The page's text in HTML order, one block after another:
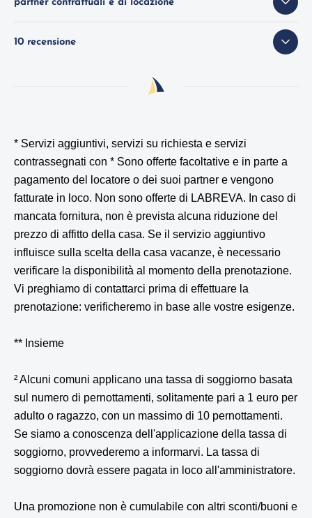
partner contrattuali e di locazione
10 recensione
* Servizi aggiuntivi, servizi su richiesta e servizi
contrassegnati con * Sono offerte facoltative e in parte a
pagamento del locatore o dei suoi partner e vengono
fatturate in loco. Non sono offerte di LABREVA. In caso di
mancata fornitura, non è prevista alcuna riduzione del
prezzo di affitto della casa. Se il servizio aggiuntivo
influisce sulla scelta della casa vacanze, è necessario
verificare la disponibilità al momento della prenotazione.
Vi preghiamo di contattarci prima di effettuare la
prenotazione: verificheremo in base alle vostre esigenze.
** Insieme
² Alcuni comuni applicano una tassa di soggiorno basata
sul numero di pernottamenti, solitamente pari a 1 euro per
adulto o ragazzo, con un massimo di 10 pernottamenti.
Se siamo a conoscenza dell'applicazione della tassa di
soggiorno, provvederemo a informarvi. La tassa di
soggiorno dovrà essere pagata in loco all'amministratore.
Una promozione non è cumulabile con altri sconti/buoni e